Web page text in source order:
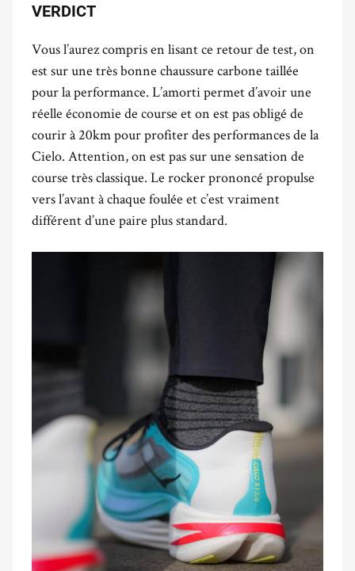
VERDICT
Vous l’aurez compris en lisant ce retour de test, on
est sur une très bonne chaussure carbone taillée
pour la performance. L’amorti permet d’avoir une
réelle économie de course et on est pas obligé de
courir à 20km pour profiter des performances de la
Cielo. Attention, on est pas sur une sensation de
course très classique. Le rocker prononcé propulse
vers l’avant à chaque foulée et c’est vraiment
différent d’une paire plus standard.